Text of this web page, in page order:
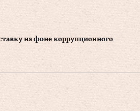
на фоне коррупционного